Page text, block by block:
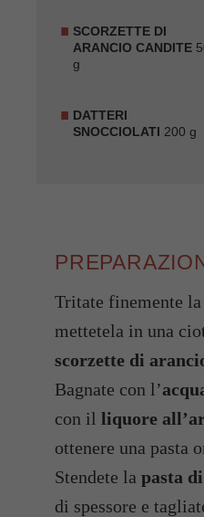
SCORZETTE DI
ARANCIO CANDITE
g
DATTERI
SNOCCIOLATI 200 g
Tritate finemente
mettetela in una
scorzette di
Bagnate con l’
con il liquore
ottenere una pasta
Stendete la pasta
di spessore e